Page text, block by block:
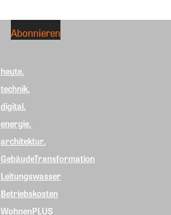
heute.
technik.
digital.
energie.
architektur.
GebäudeTransformation
Leitungswasser
Betriebskosten
WohnenPLUS